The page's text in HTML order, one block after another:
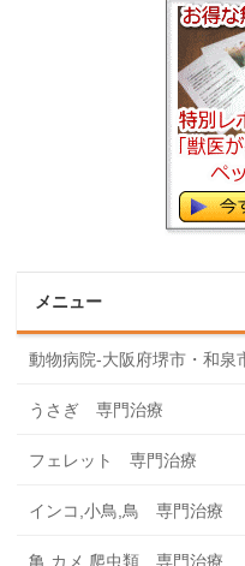
メニュー
動物病院-大阪府堺市・和泉
うさぎ 専門治療
フェレット 専門治療
インコ,小鳥,鳥 専門治療
亀,カメ,爬虫類 専門治療